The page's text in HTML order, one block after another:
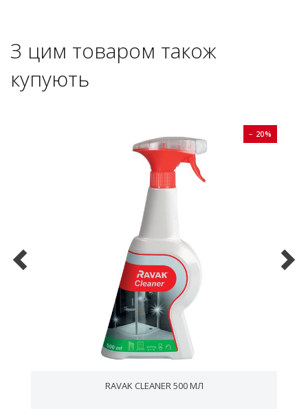
З цим товаром також
купують
− 20%
RAVAK CLEANER 500 МЛ